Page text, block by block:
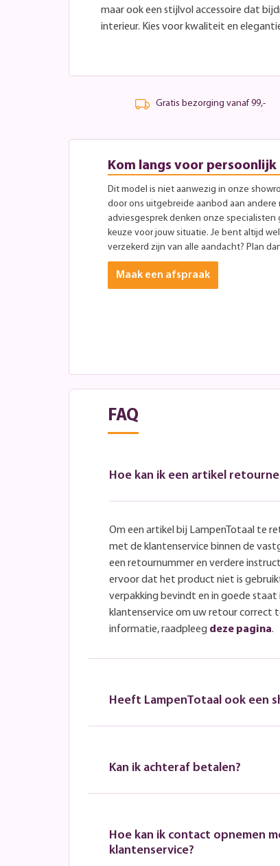
maar ook een stijlvol accessoire dat
interieur. Kies voor kwaliteit en
Gratis bezorging vanaf 99,-
Kom langs voor persoonlijk
Dit model is niet aanwezig in onze
door ons uitgebreide aanbod aan
adviesgesprek denken onze specialisten
keuze voor jouw situatie. Je bent altijd
verzekerd zijn van alle aandacht? Plan
Maak een afspraak
FAQ
Hoe kan ik een artikel
Om een artikel bij LampenTotaal te
met de klantenservice binnen de
een retournummer en verdere
ervoor dat het product niet is
verpakking bevindt en in goede staat
klantenservice om uw retour correct
informatie, raadpleeg deze pagina.
Heeft LampenTotaal ook een
Kan ik achteraf betalen?
Hoe kan ik contact opnemen
klantenservice?